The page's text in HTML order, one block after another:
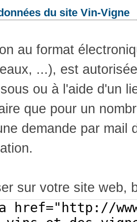
du site Vin-Vigne
au format
...), est
ou à l'aide d'un
que pour un
demande par mail
sur votre site web,